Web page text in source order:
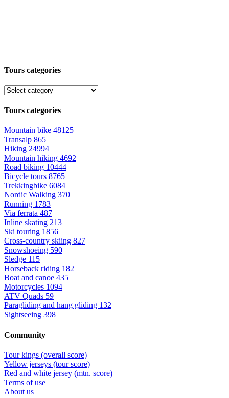
Tours categories
Tours categories
Mountain bike 48125
Transalp 865
Hiking 24994
Mountain hiking 4692
Road biking 10444
Bicycle tours 8765
Trekkingbike 6084
Nordic Walking 370
Running 1783
Via ferrata 487
Inline skating 213
Ski touring 1856
Cross-country skiing 827
Snowshoeing 590
Sledge 115
Horseback riding 182
Boat and canoe 435
Motorcycles 1094
ATV Quads 59
Paragliding and hang gliding 132
Sightseeing 398
Community
Tour kings (overall score)
Yellow jerseys (tour score)
Red and white jersey (mtn. score)
Terms of use
About us